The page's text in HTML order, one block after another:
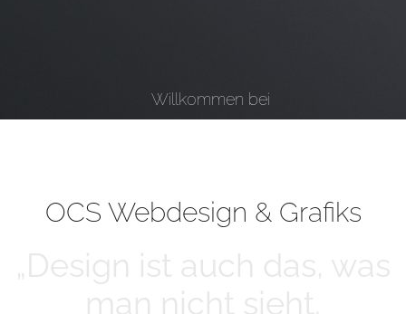
Willkommen bei
OCS Webdesign & Grafiks